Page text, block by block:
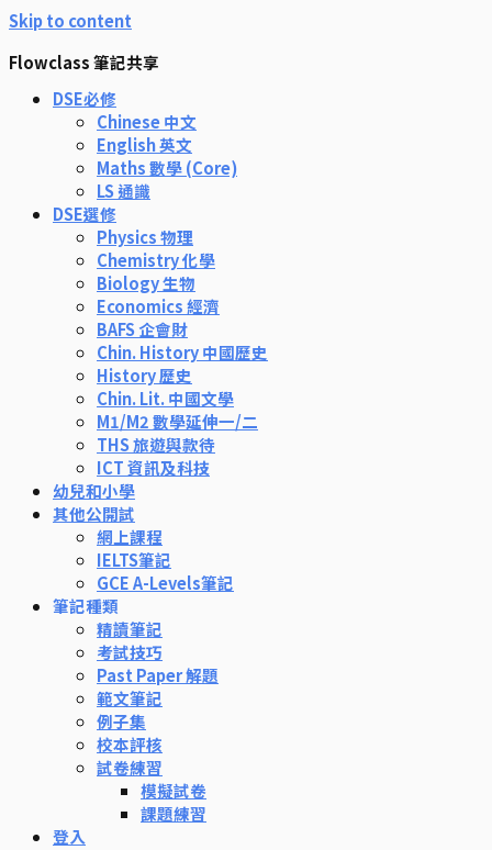
Skip to content
Flowclass 筆記共享
DSE必修
Chinese 中文
English 英文
Maths 數學 (Core)
LS 通識
DSE選修
Physics 物理
Chemistry 化學
Biology 生物
Economics 經濟
BAFS 企會財
Chin. History 中國歷史
History 歷史
Chin. Lit. 中國文學
M1/M2 數學延伸一/二
THS 旅遊與款待
ICT 資訊及科技
幼兒和小學
其他公開試
網上課程
IELTS筆記
GCE A-Levels筆記
筆記種類
精讀筆記
考試技巧
Past Paper 解題
範文筆記
例子集
校本評核
試卷練習
模擬試卷
課題練習
登入